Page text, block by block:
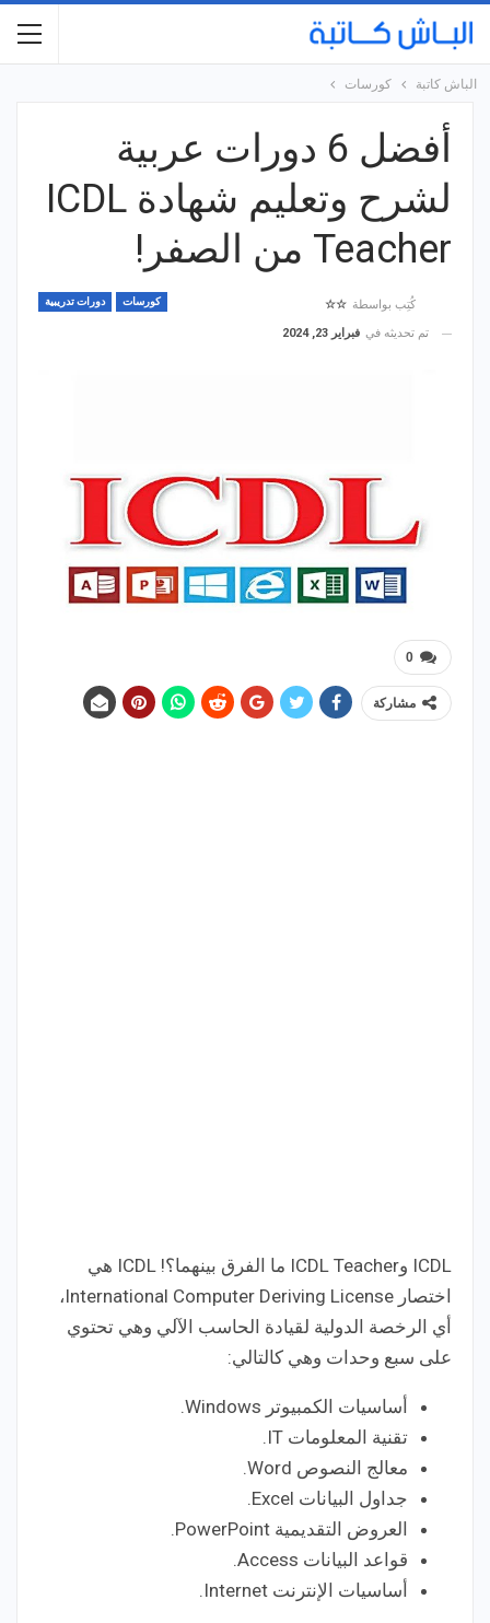
الباش كاتبة كورسات
أفضل 6 دورات عربية
لشرح وتعليم شهادة ICDL
Teacher من الصفر!
كورسات دورات تدريبية كُتِب بواسطة ☆☆
تم تحديثه في فبراير 23, 2024
0
مشاركة
ICDL وICDL Teacher ما الفرق بينهما؟! ICDL هي
اختصار International Computer Deriving License،
أي الرخصة الدولية لقيادة الحاسب الآلي وهي تحتوي
على سبع وحدات وهي كالتالي:
أساسيات الكمبيوتر Windows.
تقنية المعلومات IT.
معالج النصوص Word.
جداول البيانات Excel.
العروض التقديمية PowerPoint.
قواعد البيانات Access.
أساسيات الإنترنت Internet.